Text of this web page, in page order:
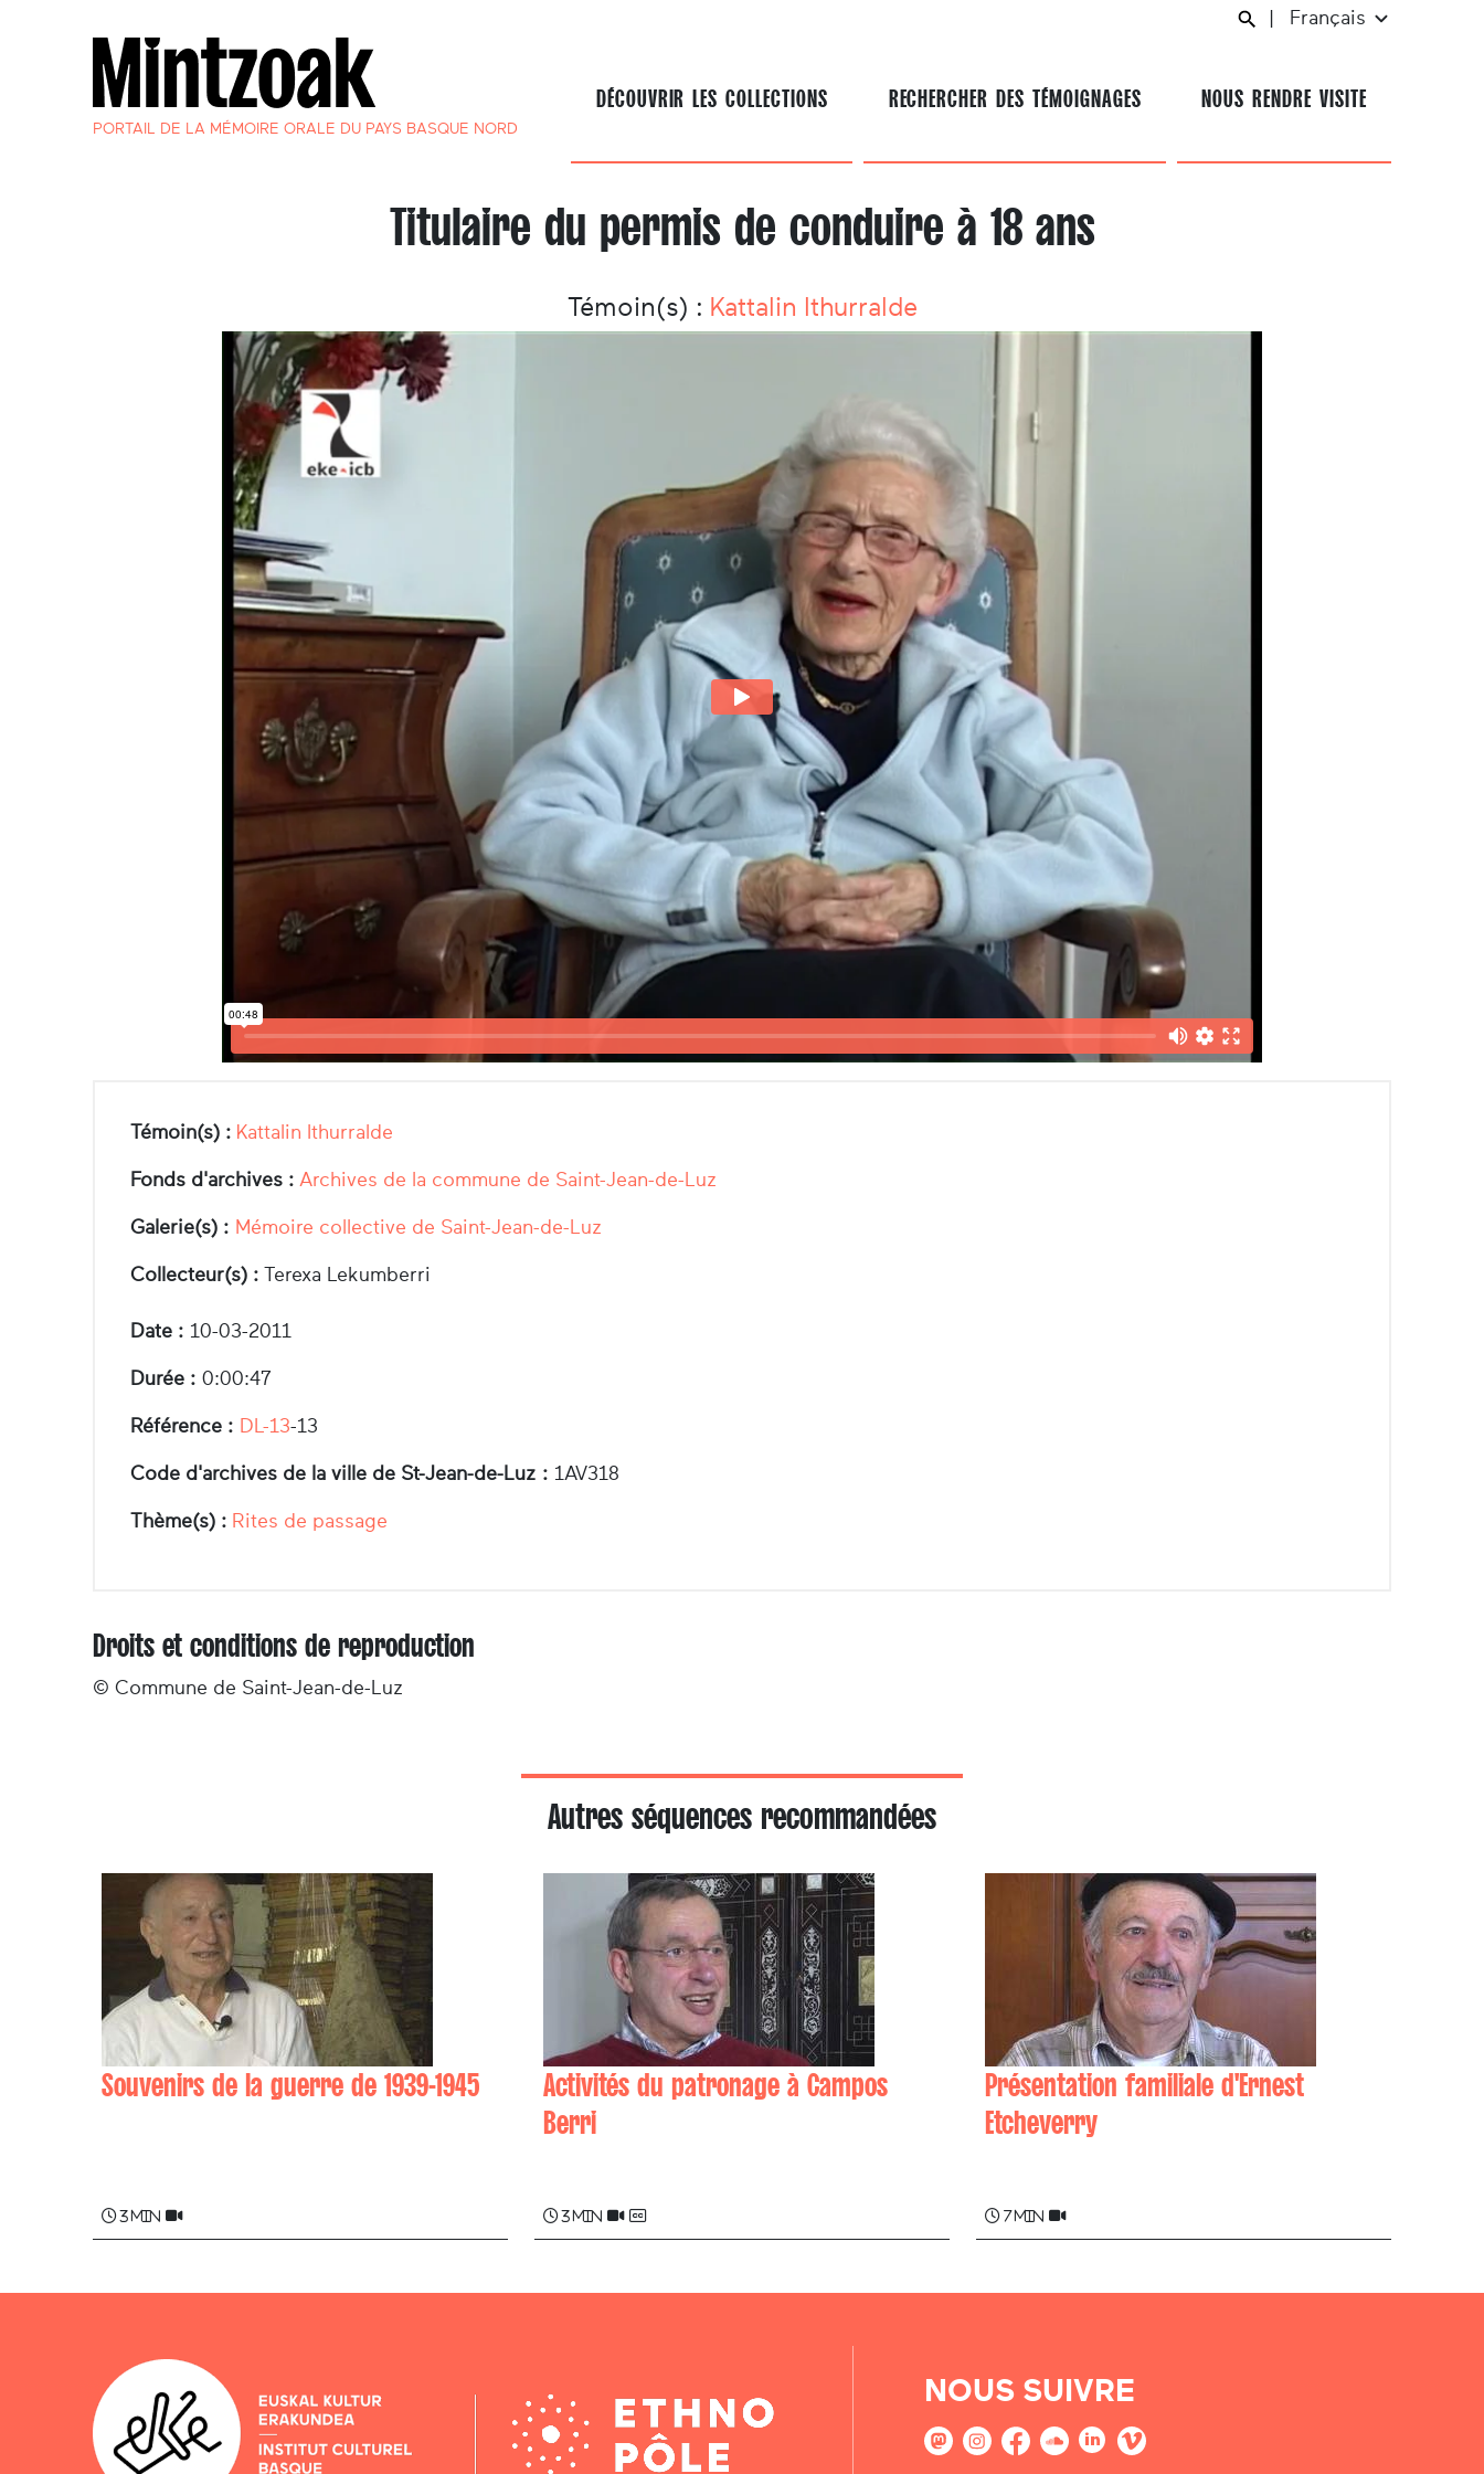
PORTAIL DE LA MÉMOIRE ORALE DU PAYS BASQUE NORD
Français
DÉCOUVRIR LES COLLECTIONS RECHERCHER DES TÉMOIGNAGES NOUS RENDRE VISITE
Titulaire du permis de conduire à 18 ans
Témoin(s) : Kattalin Ithurralde
Témoin(s) : Kattalin Ithurralde
Fonds d'archives : Archives de la commune de Saint-Jean-de-Luz
Galerie(s) : Mémoire collective de Saint-Jean-de-Luz
Collecteur(s) : Terexa Lekumberri
Date : 10-03-2011
Durée : 0:00:47
Référence : DL-13-13
Code d'archives de la ville de St-Jean-de-Luz : 1AV318
Thème(s) : Rites de passage
Droits et conditions de reproduction
© Commune de Saint-Jean-de-Luz
Autres séquences recommandées
Souvenirs de la guerre de 1939-1945
3 min
Activités du patronage à Campos
Berri
3 min
Présentation familiale d'Ernest
Etcheverry
7 min
NOUS SUIVRE